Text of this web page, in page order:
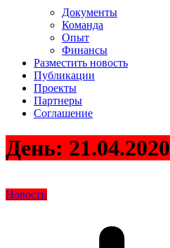
Документы
Команда
Опыт
Финансы
Разместить новость
Публикации
Проекты
Партнеры
Соглашение
День: 21.04.2020
Новости